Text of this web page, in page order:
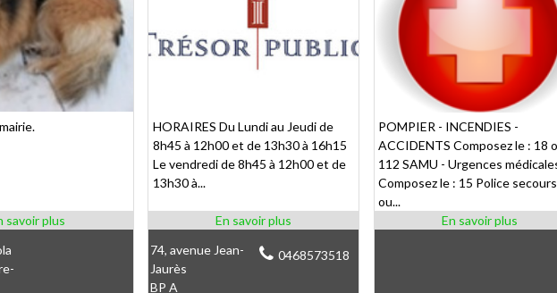
HORAIRES Du Lundi au Jeudi de
8h45 à 12h00 et de 13h30 à 16h15
Le vendredi de 8h45 à 12h00 et de
13h30 à...
74, avenue Jean-
Jaurès
BP A
0468573518
POMPIER - INCENDIES -
ACCIDENTS Composez le : 18
112 SAMU - Urgences
Composez le : 15 Police secours
ou...